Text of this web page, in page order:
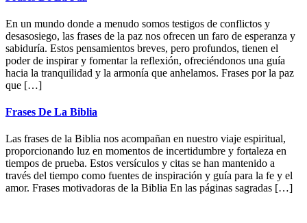
En un mundo donde a menudo somos testigos de conflictos y
desasosiego, las frases de la paz nos ofrecen un faro de esperanza y
sabiduría. Estos pensamientos breves, pero profundos, tienen el
poder de inspirar y fomentar la reflexión, ofreciéndonos una guía
hacia la tranquilidad y la armonía que anhelamos. Frases por la paz
que […]
Frases De La Biblia
Las frases de la Biblia nos acompañan en nuestro viaje espiritual,
proporcionando luz en momentos de incertidumbre y fortaleza en
tiempos de prueba. Estos versículos y citas se han mantenido a
través del tiempo como fuentes de inspiración y guía para la fe y el
amor. Frases motivadoras de la Biblia En las páginas sagradas […]